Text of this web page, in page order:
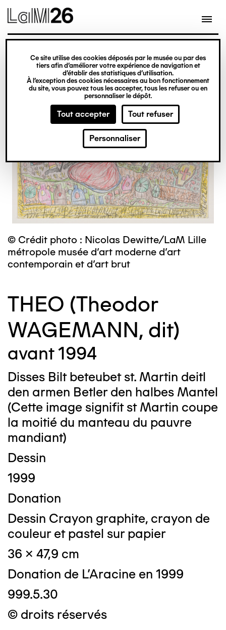
Gestion des cookies
Ce site utilise des cookies déposés par le musée ou par des
tiers afin d’améliorer votre expérience de navigation et
d’établir des statistiques d’utilisation.
À l’exception des cookies nécessaires au bon fonctionnement
du site, vous pouvez tous les accepter, tous les refuser ou en
personnaliser le dépôt.
Tout accepter Tout refuser
Personnaliser
contenu
© Crédit photo : Nicolas Dewitte/LaM Lille
métropole musée d’art moderne d’art
contemporain et d’art brut
THEO (Theodor
WAGEMANN, dit)
avant 1994
Disses Bilt beteubet st. Martin deitl
den armen Betler den halbes Mantel
(Cette image signifit st Martin coupe
la moitié du manteau du pauvre
mandiant)
Dessin
1999
Donation
Dessin Crayon graphite, crayon de
couleur et pastel sur papier
36 x 47,9 cm
Donation de L'Aracine en 1999
999.5.30
© droits réservés